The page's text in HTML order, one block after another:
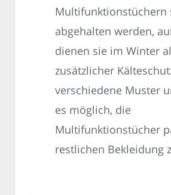
Multifunktionstüchern
abgehalten werden,
dienen sie im Winter
zusätzlicher
verschiedene Muster
es möglich, die
Multifunktionstücher
restlichen Bekleidung